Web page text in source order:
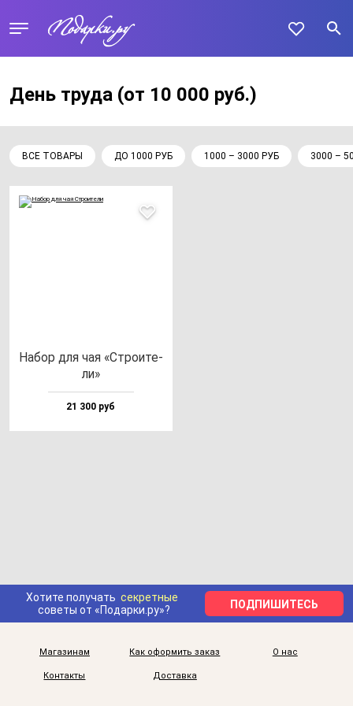
День труда (от 10 000 руб.)
ВСЕ ТОВАРЫ ДО 1000 РУБ 1000 – 3000 РУБ 3000 –
Набор для чая «Стро­ите­
ли»
21 300 руб
Хотите получать секретные
советы от «Подарки.ру»?
ПОДПИШИТЕСЬ
Магазинам Как оформить заказ О нас
Контакты Доставка